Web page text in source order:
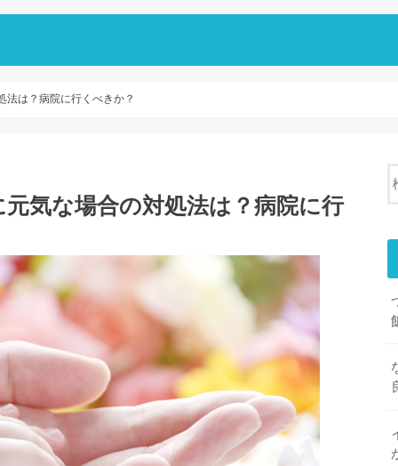
法は？病院に行くべきか？
気な場合の対処法は？病院に行